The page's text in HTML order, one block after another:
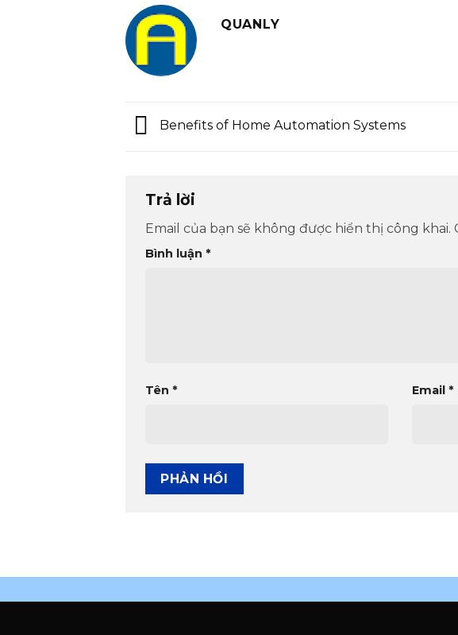
QUANLY
Benefits of Home Automation Systems
Trả lời
Email của bạn sẽ không được hiển thị công khai.
Bình luận *
Tên * Email *